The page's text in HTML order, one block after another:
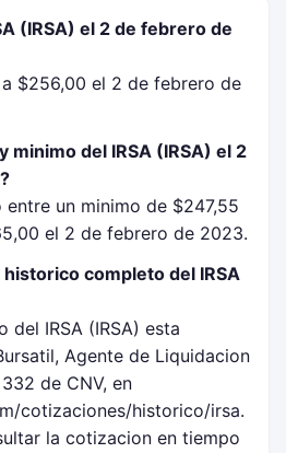
(IRSA) el 2 de febrero de
a $256,00 el 2 de febrero de
minimo del IRSA (IRSA) el 2
entre un minimo de $247,55
el 2 de febrero de 2023.
completo del IRSA
IRSA (IRSA) esta
Agente de Liquidacion
de CNV, en
cotizaciones/historico/irsa.
la cotizacion en tiempo